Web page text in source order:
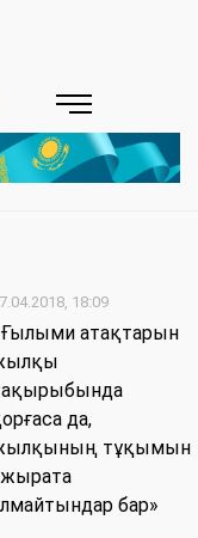
18:09
атақтарын
да,
тұқымын
бар»